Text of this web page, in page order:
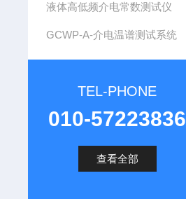
液体高低频介电常数测试仪
GCWP-A-介电温谱测试系统
TEL-PHONE
010-57223836
查看全部